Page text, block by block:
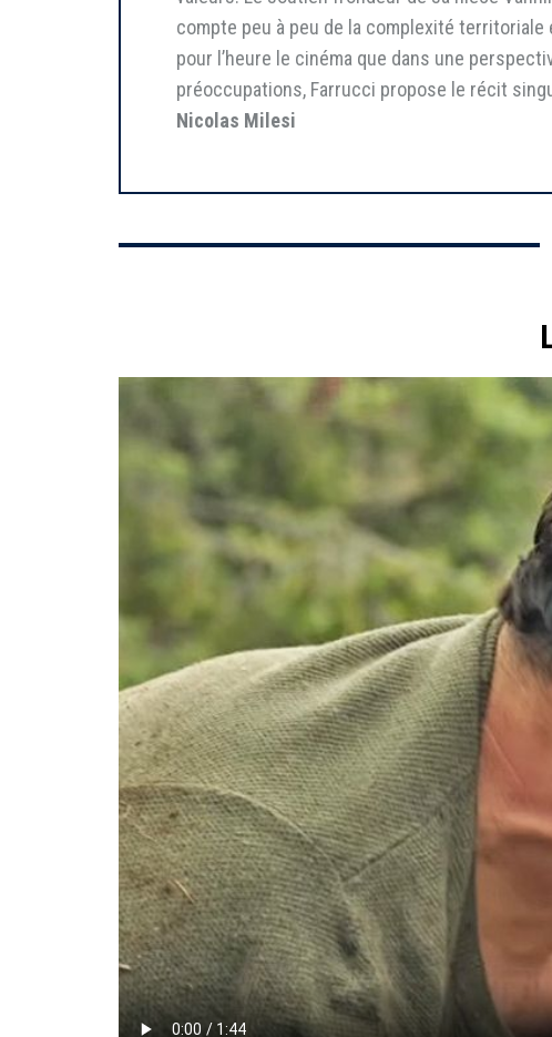
compte peu à peu de la complexité
pour l’heure le cinéma que dans une
préoccupations, Farrucci propose le récit
Nicolas Milesi